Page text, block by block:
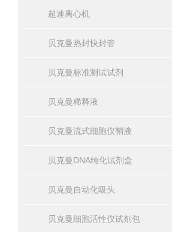
超速离心机
贝克曼热封快封管
贝克曼标准测试试剂
贝克曼稀释液
贝克曼流式细胞仪鞘液
贝克曼DNA纯化试剂盒
贝克曼自动化吸头
贝克曼细胞活性仪试剂包